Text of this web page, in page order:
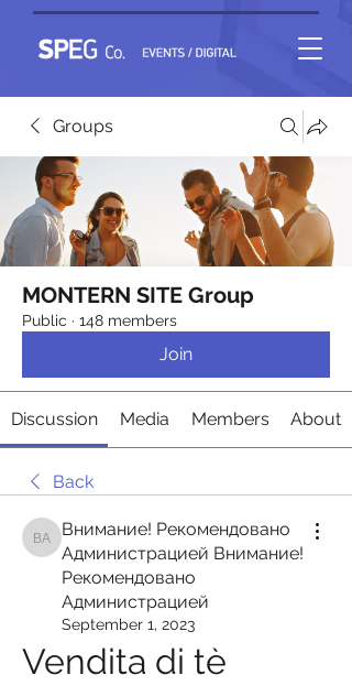
Groups
MONTERN SITE Group
Public · 148 members
Join
Discussion Media Members About
Back
Внимание! Рекомендовано Администрацией
Внимание! Рекомендовано
Администрацией Внимание!
Рекомендовано
Администрацией
September 1, 2023
Vendita di tè